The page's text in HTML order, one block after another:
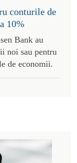
conturile de
10%
Bank au
noi sau pentru
de economii.